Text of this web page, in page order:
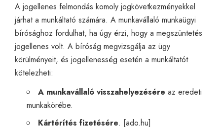
A jogellenes felmondás komoly jogkövetkezményekkel
járhat a munkáltató számára. A munkavállaló munkaügyi
bírósághoz fordulhat, ha úgy érzi, hogy a megszüntetés
jogellenes volt. A bíróság megvizsgálja az ügy
körülményeit, és jogellenesség esetén a munkáltatót
kötelezheti:
A munkavállaló visszahelyezésére az eredeti
munkakörébe.
Kártérítés fizetésére. [ado.hu]